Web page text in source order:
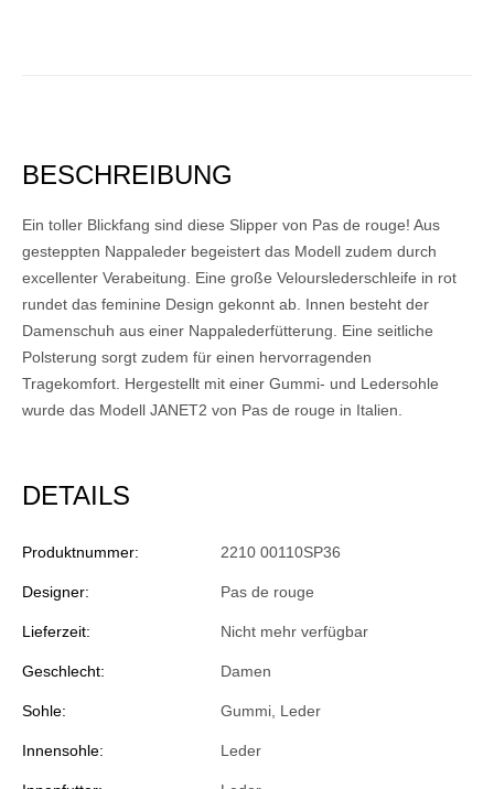
BESCHREIBUNG
Ein toller Blickfang sind diese Slipper von Pas de rouge! Aus
gesteppten Nappaleder begeistert das Modell zudem durch
excellenter Verabeitung. Eine große Velourslederschleife in rot
rundet das feminine Design gekonnt ab. Innen besteht der
Damenschuh aus einer Nappalederfütterung. Eine seitliche
Polsterung sorgt zudem für einen hervorragenden
Tragekomfort. Hergestellt mit einer Gummi- und Ledersohle
wurde das Modell JANET2 von Pas de rouge in Italien.
DETAILS
Produktnummer: 2210 00110SP36
Designer: Pas de rouge
Lieferzeit: Nicht mehr verfügbar
Geschlecht: Damen
Sohle: Gummi, Leder
Innensohle: Leder